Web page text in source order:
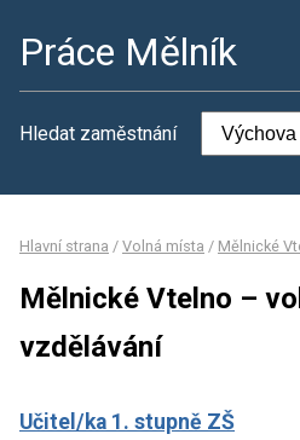
Práce Mělník
Hledat zaměstnání
Hlavní strana / Volná místa / Mělnické
Mělnické Vtelno –
vzdělávání
Učitel/ka 1. stupně ZŠ